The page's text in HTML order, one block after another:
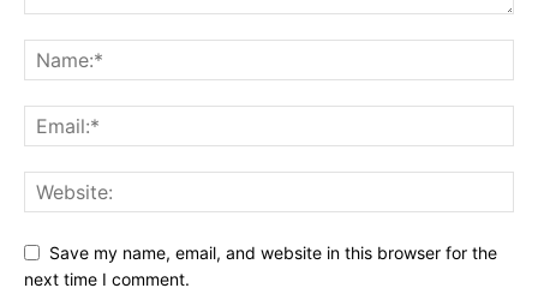
Save my name, email, and website in this browser for the
next time I comment.